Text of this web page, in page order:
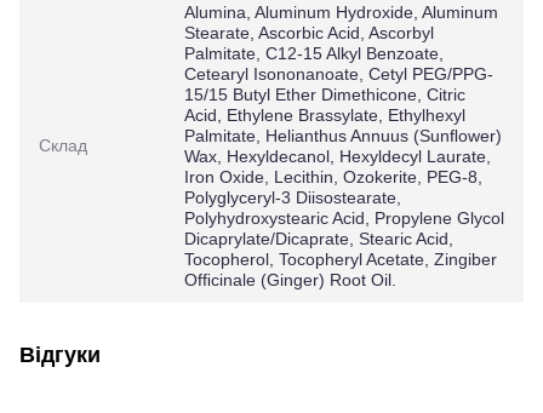
Склад
Alumina, Aluminum Hydroxide, Aluminum
Stearate, Ascorbic Acid, Ascorbyl
Palmitate, C12-15 Alkyl Benzoate,
Cetearyl Isononanoate, Cetyl PEG/PPG-
15/15 Butyl Ether Dimethicone, Citric
Acid, Ethylene Brassylate, Ethylhexyl
Palmitate, Helianthus Annuus (Sunﬂower)
Wax, Hexyldecanol, Hexyldecyl Laurate,
Iron Oxide, Lecithin, Ozokerite, PEG-8,
Polyglyceryl-3 Diisostearate,
Polyhydroxystearic Acid, Propylene Glycol
Dicaprylate/Dicaprate, Stearic Acid,
Tocopherol, Tocopheryl Acetate, Zingiber
Ofﬁcinale (Ginger) Root Oil.
Відгуки